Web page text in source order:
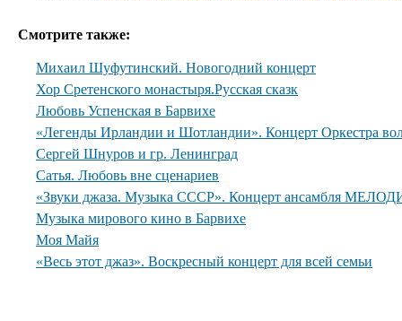
Смотрите также:
Михаил Шуфутинский. Новогодний концерт
Хор Сретенского монастыря.Русская сказк
Любовь Успенская в Барвихе
«Легенды Ирландии и Шотландии». Концерт Оркестра
Сергей Шнуров и гр. Ленинград
Сатья. Любовь вне сценариев
«Звуки джаза. Музыка СССР». Концерт ансамбля
Музыка мирового кино в Барвихе
Моя Майя
«Весь этот джаз». Воскресный концерт для всей семьи